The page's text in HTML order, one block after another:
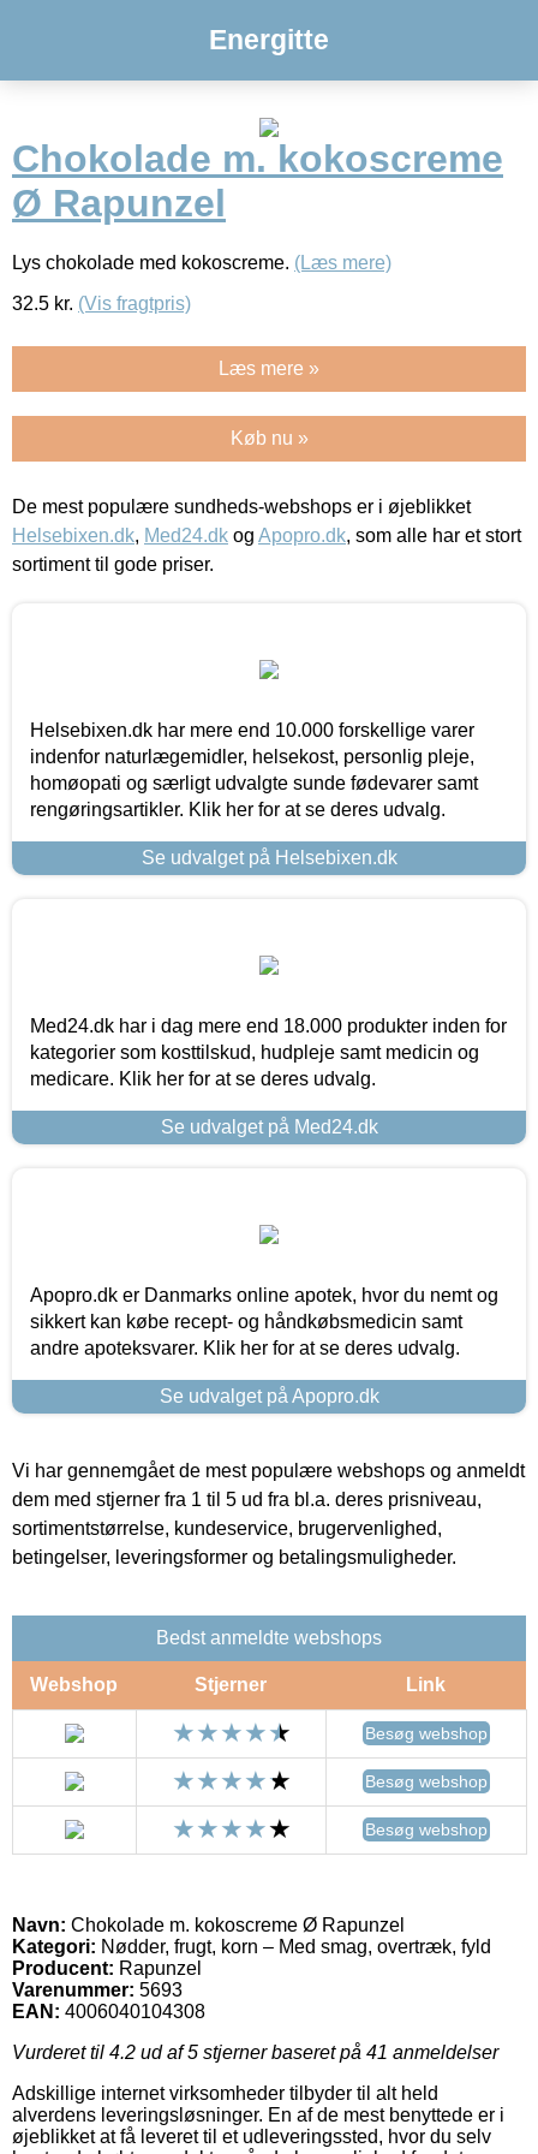
Energitte
Chokolade m. kokoscreme
Ø Rapunzel
Lys chokolade med kokoscreme. (Læs mere)
32.5 kr. (Vis fragtpris)
Læs mere »
Køb nu »
De mest populære sundheds-webshops er i øjeblikket
Helsebixen.dk, Med24.dk og Apopro.dk, som alle har et stort
sortiment til gode priser.
Helsebixen.dk har mere end 10.000 forskellige varer
indenfor naturlægemidler, helsekost, personlig pleje,
homøopati og særligt udvalgte sunde fødevarer samt
rengøringsartikler. Klik her for at se deres udvalg.
Se udvalget på Helsebixen.dk
Med24.dk har i dag mere end 18.000 produkter inden for
kategorier som kosttilskud, hudpleje samt medicin og
medicare. Klik her for at se deres udvalg.
Se udvalget på Med24.dk
Apopro.dk er Danmarks online apotek, hvor du nemt og
sikkert kan købe recept- og håndkøbsmedicin samt
andre apoteksvarer. Klik her for at se deres udvalg.
Se udvalget på Apopro.dk
Vi har gennemgået de mest populære webshops og anmeldt
dem med stjerner fra 1 til 5 ud fra bl.a. deres prisniveau,
sortimentstørrelse, kundeservice, brugervenlighed,
betingelser, leveringsformer og betalingsmuligheder.
Bedst anmeldte webshops
Webshop Stjerner Link
Besøg webshop
Besøg webshop
Besøg webshop
Navn: Chokolade m. kokoscreme Ø Rapunzel
Kategori: Nødder, frugt, korn – Med smag, overtræk, fyld
Producent: Rapunzel
Varenummer: 5693
EAN: 4006040104308
Vurderet til 4.2 ud af 5 stjerner baseret på 41 anmeldelser
Adskillige internet virksomheder tilbyder til alt held
alverdens leveringsløsninger. En af de mest benyttede er i
øjeblikket at få leveret til et udleveringssted, hvor du selv